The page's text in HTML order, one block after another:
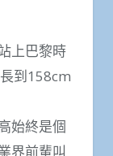
上巴黎時
到158cm
始終是個
界前輩叫